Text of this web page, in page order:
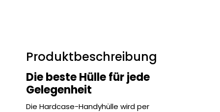
Produktbeschreibung
Die beste Hülle für jede
Gelegenheit
Die Hardcase-Handyhülle wird per